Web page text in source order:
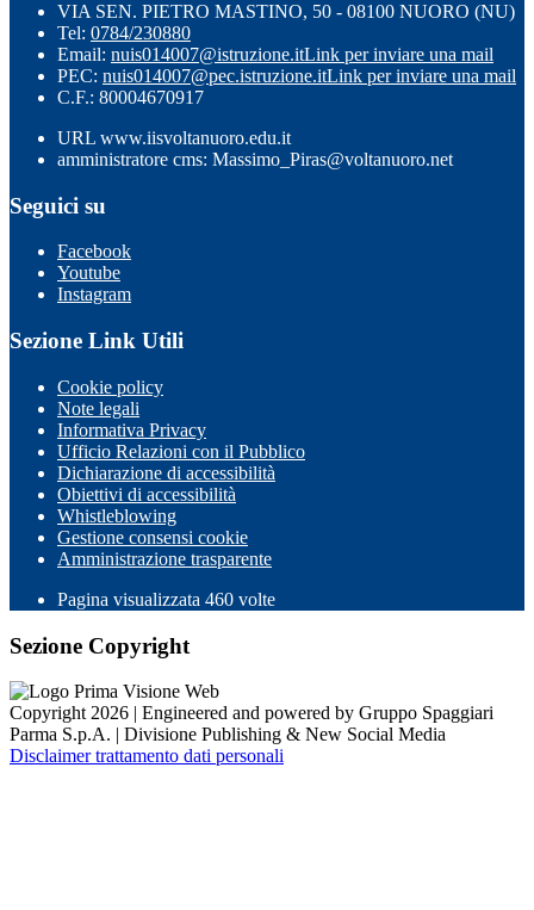
VIA SEN. PIETRO MASTINO, 50 - 08100 NUORO (NU)
Tel: 0784/230880
Email: nuis014007@istruzione.itLink per inviare una mail
PEC: nuis014007@pec.istruzione.itLink per inviare una mail
C.F.: 80004670917
URL www.iisvoltanuoro.edu.it
amministratore cms: Massimo_Piras@voltanuoro.net
Seguici su
Facebook
Youtube
Instagram
Sezione Link Utili
Cookie policy
Note legali
Informativa Privacy
Ufficio Relazioni con il Pubblico
Dichiarazione di accessibilità
Obiettivi di accessibilità
Whistleblowing
Gestione consensi cookie
Amministrazione trasparente
Pagina visualizzata 460 volte
Sezione Copyright
Copyright 2026 | Engineered and powered by Gruppo Spaggiari
Parma S.p.A. | Divisione Publishing & New Social Media
Disclaimer trattamento dati personali